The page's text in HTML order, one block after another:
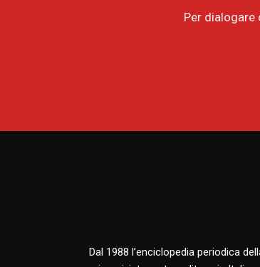
Per
Dal 1988 l’enciclopedia periodica